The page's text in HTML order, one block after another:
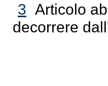
3 Articolo
decorrere